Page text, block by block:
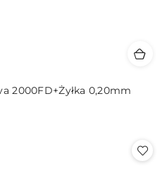
2000FD+Żyłka 0,20mm